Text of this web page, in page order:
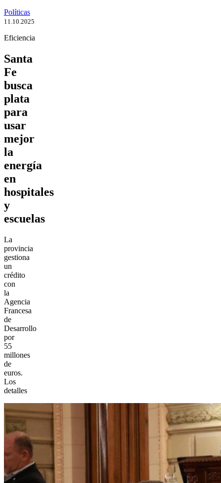
Políticas
11.10.2025
Eficiencia
Santa
Fe
busca
plata
para
usar
mejor
la
energía
en
hospitales
y
escuelas
La
provincia
gestiona
un
crédito
con
la
Agencia
Francesa
de
Desarrollo
por
55
millones
de
euros.
Los
detalles